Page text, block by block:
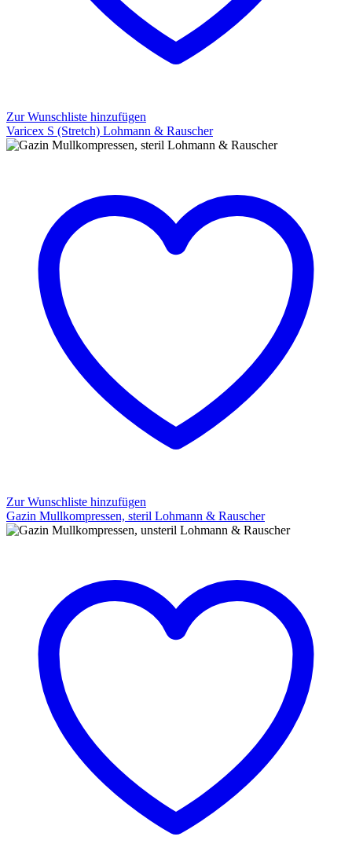
Zur Wunschliste hinzufügen
Varicex S (Stretch) Lohmann & Rauscher
Varicex
Zur Wunschliste hinzufügen
Gazin Mullkompressen, steril Lohmann & Rauscher
Gazin